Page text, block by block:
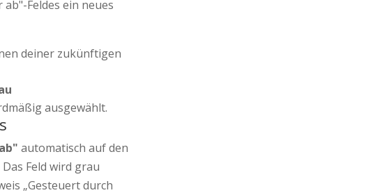
Feldes ein neues
deiner zukünftigen
ausgewählt.
automatisch auf den
Feld wird grau
„Gesteuert durch